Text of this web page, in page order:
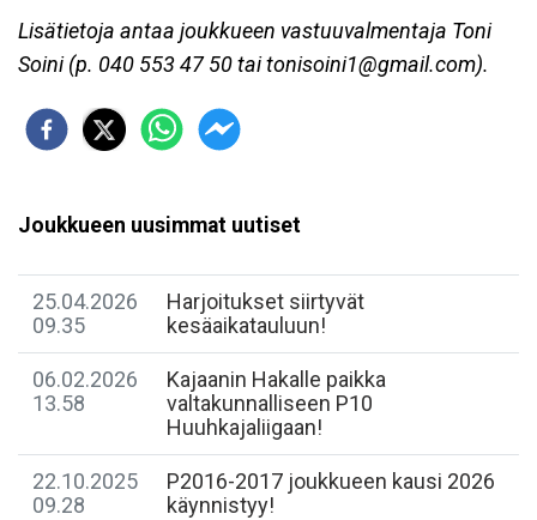
Lisätietoja antaa joukkueen vastuuvalmentaja Toni
Soini (p. 040 553 47 50 tai tonisoini1@gmail.com).
Joukkueen uusimmat uutiset
25.04.2026
09.35
Harjoitukset siirtyvät
kesäaikatauluun!
06.02.2026
13.58
Kajaanin Hakalle paikka
valtakunnalliseen P10
Huuhkajaliigaan!
22.10.2025
09.28
P2016-2017 joukkueen kausi 2026
käynnistyy!